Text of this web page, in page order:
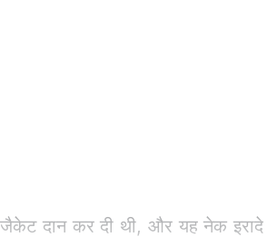
दान कर दी थी, और यह नेक इरादे